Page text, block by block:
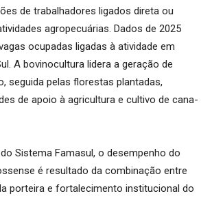
de trabalhadores ligados direta ou
agropecuárias. Dados de 2025
ocupadas ligadas à atividade em
A bovinocultura lidera a geração de
seguida pelas florestas plantadas,
de apoio à agricultura e cultivo de cana-
Sistema Famasul, o desempenho do
é resultado da combinação entre
porteira e fortalecimento institucional do